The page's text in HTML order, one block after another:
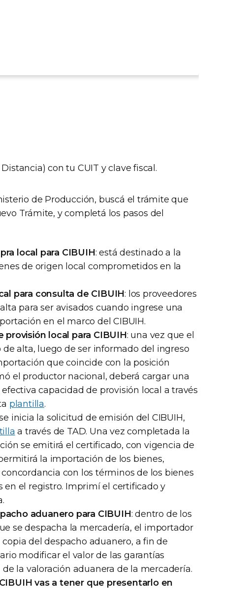
con tu CUIT y clave fiscal.
de Producción, buscá el trámite que
Trámite, y completá los pasos del
local para CIBUIH: está destinado a la
de origen local comprometidos en la
para consulta de CIBUIH: los proveedores
para ser avisados cuando ingrese una
en el marco del CIBUIH.
provisión local para CIBUIH: una vez que el
de alta, luego de ser informado del ingreso
que coincide con la posición
el productor nacional, deberá cargar una
capacidad de provisión local a través
plantilla.
inicia la solicitud de emisión del CIBUIH,
a través de TAD. Una vez completada la
se emitirá el certificado, con vigencia de
la importación de los bienes,
con los términos de los bienes
en el registro. Imprimí el certificado y
aduanero para CIBUIH: dentro de los
se despacha la mercadería, el importador
del despacho aduanero, a fin de
modificar el valor de las garantías
la valoración aduanera de la mercadería.
vas a tener que presentarlo en